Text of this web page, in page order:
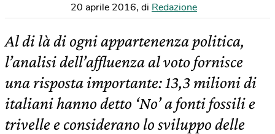
20 aprile 2016, di Redazione
Al di là di ogni appartenenza politica,
l’analisi dell’affluenza al voto fornisce
una risposta importante: 13,3 milioni di
italiani hanno detto ‘No’ a fonti fossili e
trivelle e considerano lo sviluppo delle